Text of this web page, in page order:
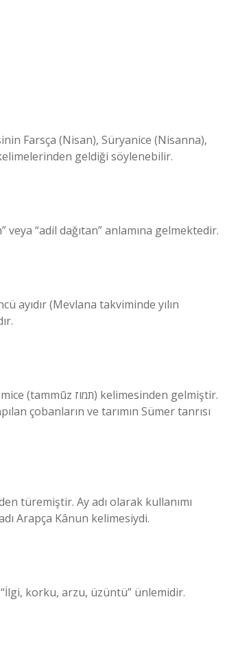
Farsça (Nisan), Süryanice (Nisanna),
geldiği söylenebilir.
“adil dağıtan” anlamına gelmektedir.
ayıdır (Mevlana takviminde yılın
çobanların ve tarımın Sümer tanrısı
türemiştir. Ay adı olarak kullanımı
Arapça Kânun kelimesiydi.
korku, arzu, üzüntü” ünlemidir.